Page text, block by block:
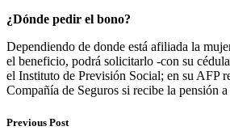
¿Dónde pedir el bono?
Dependiendo de donde está afiliada la
el beneficio, podrá solicitarlo -con su
el Instituto de Previsión Social; en su AFP
Compañía de Seguros si recibe la pensión
Previous Post